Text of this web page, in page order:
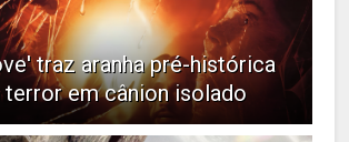
traz aranha pré-histórica
terror em cânion isolado